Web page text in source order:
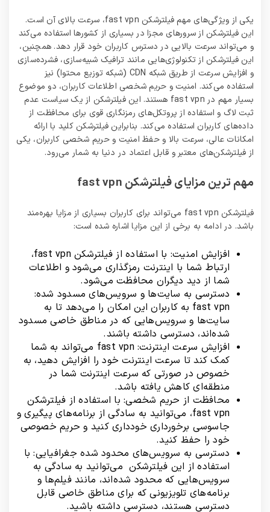
یکی از ویژگی‌های مهم فیلترشکن fast vpn، سرعت بالای آن است.
این فیلترشکن از سرورهای مجزا در بسیاری از کشورها استفاده می‌کند
و می‌تواند سرعت بالایی در دسترس کاربران خود قرار دهد. همچنین،
این فیلترشکن از تکنولوژی‌هایی مانند ترافیک شبیه‌سازی، فشرده‌سازی
و افزایش سرعت از طریق شبکه CDN (شبکه توزیع محتوا) نیز
استفاده می‌کند. امنیت و حریم شخصی اطلاعات کاربران، دو موضوع
بسیار مهم در fast vpn هستند. این فیلترشکن از یک سیاست عدم
ثبت لاگ و استفاده از پروتکل‌های رمزنگاری قوی برای محافظت از
داده‌های کاربران استفاده می‌کند. بنابراین فیلترشکن کلید با ارائه
امکانات عالی، سرعت بالا و حفظ امنیت و حریم شخصی کاربران، یکی
از فیلترشکن‌های معتبر و قابل اعتماد در دنیا به شمار می‌رود.
مهم ترین مزایای فیلترشکن fast vpn
فیلترشکن fast vpn می‌تواند برای کاربران بسیاری از مزایا بهره‌مند
باشد. در ادامه به برخی از این مزایا اشاره شده است:
افزایش امنیت: با استفاده از فیلترشکن fast vpn،
ارتباط شما با اینترنت رمزگذاری می‌شود و اطلاعات
شما از دید دیگران محافظت می‌شود.
دسترسی به سایت‌ها و سرویس‌های مسدود شده:
fast vpn به کاربران این امکان را می‌دهد تا به
سایت‌ها و سرویس‌هایی که در مناطق خاصی مسدود
شده‌اند، دسترسی داشته باشند.
افزایش سرعت اینترنت: fast vpn می‌تواند به شما
کمک کند تا سرعت اینترنت خود را افزایش دهید، به
خصوص در صورتی که سرعت اینترنت شما در
منطقه‌ای کاهش یافته باشد.
محافظت از حریم شخصی: با استفاده از فیلترشکن
fast vpn، می‌توانید به سادگی از برنامه‌های پیگیری و
جاسوسی برخورداری خودداری کنید و حریم خصوصی
خود را حفظ کنید.
دسترسی به سرویس‌های محدود شده جغرافیایی: با
استفاده از این فیلترشکن می‌توانید به سادگی به
سرویس‌هایی که محدود شده‌اند، مانند فیلم‌ها و
برنامه‌های تلویزیونی که برای مناطق خاصی قابل
دسترسی هستند، دسترسی داشته باشید.